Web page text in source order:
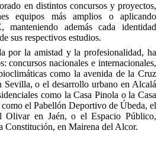
en distintos concursos y proyectos,
equipos más amplios o aplicando
además cada identidad
sus respectivos estudios.
por la amistad y la profesionalidad, ha
concursos nacionales e internacionales,
como la avenida de la Cruz
o el desarrollo urbano en Alcalá
como la Casa Pinola o la Casa
el Pabellón Deportivo de Úbeda, el
Olivar en Jaén, o el Espacio Público,
Constitución, en Mairena del Alcor.